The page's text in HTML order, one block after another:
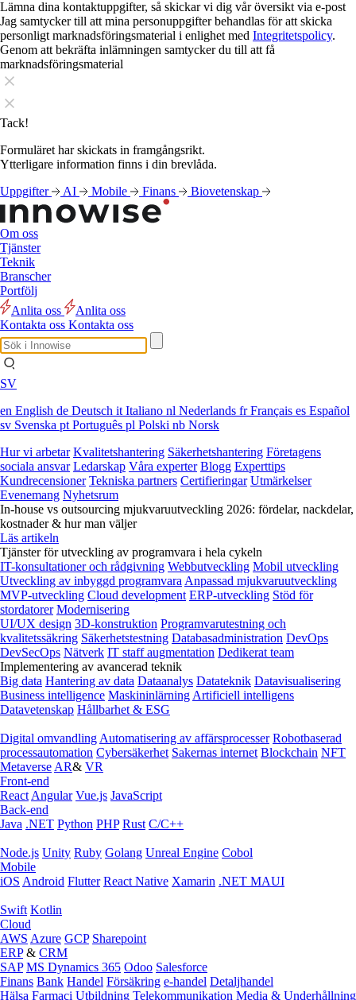
Lämna dina kontaktuppgifter, så skickar vi dig vår översikt via e-post
Jag samtycker till att mina personuppgifter behandlas för att skicka
personligt marknadsföringsmaterial i enlighet med Integritetspolicy.
Genom att bekräfta inlämningen samtycker du till att få
marknadsföringsmaterial
Tack!
Formuläret har skickats in framgångsrikt.
Ytterligare information finns i din brevlåda.
Uppgifter
AI Mobile Finans Biovetenskap
Om oss
Tjänster
Teknik
Branscher
Portfölj
Anlita oss
Anlita oss
Kontakta oss Kontakta oss
SV
en English de Deutsch it Italiano nl Nederlands frFrançais es Español
sv Svenska pt Português pl Polski nb Norsk
Hur vi arbetar Kvalitetshantering Säkerhetshantering Företagens
sociala ansvar Ledarskap Våra experter Blogg Experttips
Kundrecensioner Tekniska partners Certifieringar Utmärkelser
Evenemang Nyhetsrum
In-house vs outsourcing mjukvaruutveckling 2026: fördelar, nackdelar,
kostnader & hur man väljer
Läs artikeln
Tjänster för utveckling av programvara i hela cykeln
IT-konsultationer och rådgivning Webbutveckling Mobil utveckling
Utveckling av inbyggd programvara Anpassad mjukvaruutveckling
MVP-utveckling Cloud development ERP-utveckling Stöd för
stordatorer Modernisering
UI/UX design 3D-konstruktion Programvarutestning och
kvalitetssäkring Säkerhetstestning Databasadministration DevOps
DevSecOps Nätverk IT staff augmentation Dedikerat team
Implementering av avancerad teknik
Big data Hantering av data Dataanalys Datateknik Datavisualisering
Business intelligence Maskininlärning Artificiell intelligens
Datavetenskap Hållbarhet & ESG
Digital omvandling Automatisering av affärsprocesser Robotbaserad
processautomation Cybersäkerhet Sakernas internet Blockchain NFT
Metaverse AR& VR
Front-end
React Angular Vue.js JavaScript
Back-end
Java .NET Python PHP Rust C/C++
Node.js Unity Ruby Golang Unreal Engine Cobol
Mobile
iOS Android Flutter React Native Xamarin .NET MAUI
Swift Kotlin
Cloud
AWS Azure GCP Sharepoint
ERP& CRM
SAP MS Dynamics 365 Odoo Salesforce
Finans Bank Handel Försäkring e‑handel Detaljhandel
Hälsa Farmaci Utbildning Telekommunikation Media & Underhållning